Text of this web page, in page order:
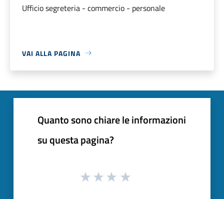
Ufficio segreteria - commercio - personale
VAI ALLA PAGINA
Quanto sono chiare le informazioni
su questa pagina?